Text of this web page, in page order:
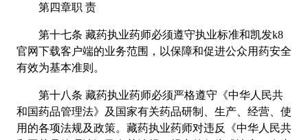
第四章职 责
第十七条 藏药执业药师必须遵守执业标准和凯发k8
官网下载客户端的业务范围，以保障和促进公众用药安全
有效为基本准则。
第十八条 藏药执业药师必须严格遵守《中华人民共
和国药品管理法》及国家有关药品研制、生产、经营、使
用的各项法规及政策。藏药执业药师对违反《中华人民共